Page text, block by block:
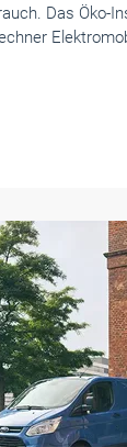
Das Öko-